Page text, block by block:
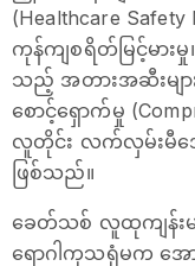
(Healthcare
ကုန်ကျစရိတ်မြင့်မား
သည့် အတားအဆီးများ
စောင့်ရှောက်မှု
လူတိုင်း လက်လှမ်းမီအေ
ဖြစ်သည်။
ခေတ်သစ် လူထုကျန်းမ
ရောဂါကုသရုံမက အော